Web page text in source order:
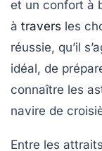
et un confort à
à travers les
réussie, qu’il
idéal, de
connaître les
navire de
Entre les